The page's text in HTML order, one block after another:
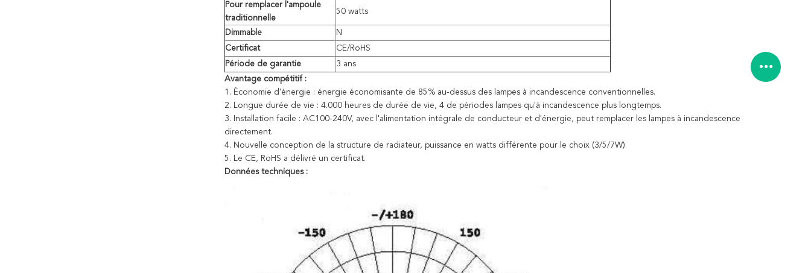
Pour remplacer l'ampoule
traditionnelle
50 watts
Dimmable
N
Certificat
CE/RoHS
Période de garantie
3 ans
Avantage compétitif :
1. Économie d'énergie : énergie économisante de 85% au-dessus des lampes à incandescence conventionnelles.
2. Longue durée de vie : 4.000 heures de durée de vie, 4 de périodes lampes qu'à incandescence plus longtemps.
3.
Installation facile : AC100-240V, avec l'alimentation intégrale de conducteur et d'énergie, peut remplacer les lampes à incandescence
directement.
4. Nouvelle conception de la structure de radiateur, puissance en watts différente pour le choix (3/5/7W)
5. Le CE, RoHS a délivré un certificat.
Données techniques :